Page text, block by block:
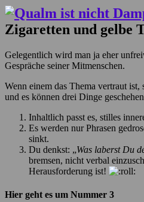
Zigaretten und gelbe
Gelegentlich wird man ja eher
Gespräche seiner Mitmenschen.
Wenn einem das Thema vertraut
und es können drei Dinge
Inhaltlich passt es, stilles
Es werden nur Phrasen
sinkt.
Du denkst: „Was laberst Du
bremsen, nicht verbal
Herausforderung ist!
Hier geht es um Nummer 3